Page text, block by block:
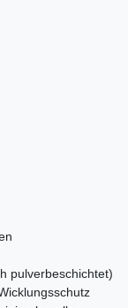
pulverbeschichtet)